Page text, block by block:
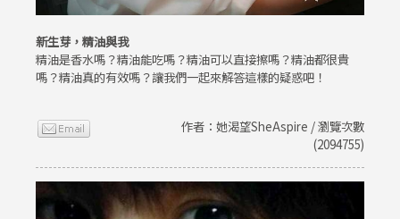
新生芽，精油與我
精油是香水嗎？精油能吃嗎？精油可以直接擦嗎？精油都很貴
嗎？精油真的有效嗎？讓我們一起來解答這樣的疑惑吧！
作者：她渴望SheAspire / 瀏覽次數
(2094755)